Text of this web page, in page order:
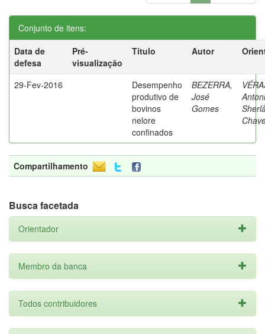
Conjunto de itens:
Data de
defesa
Pré-
visualização
Título Autor
29-Fev-2016
Desempenho
produtivo de
bovinos
nelore
confinados
BEZERRA,
José
Gomes
Compartilhamento
Busca facetada
Orientador
Membro da banca
Todos contribuidores